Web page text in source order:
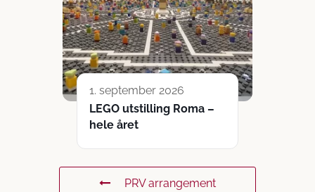
1. september 2026
LEGO utstilling Roma –
hele året
PRV arrangement